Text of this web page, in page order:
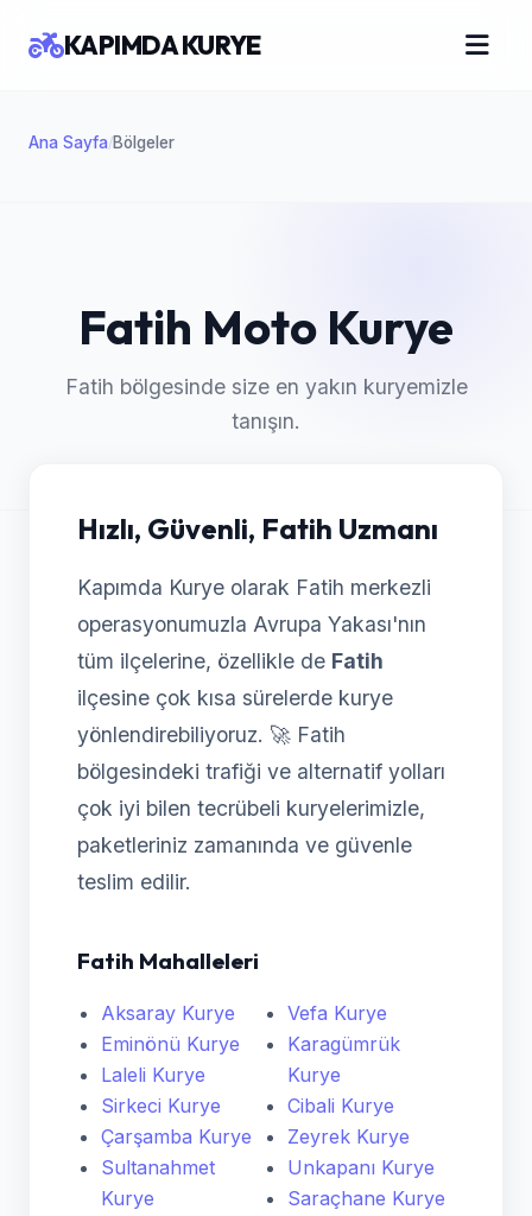
Ana Sayfa/Bölgeler
KAPIMDA KURYE
Fatih Moto Kurye
Fatih bölgesinde size en yakın kuryemizle
tanışın.
Hızlı, Güvenli, Fatih Uzmanı
Kapımda Kurye olarak Fatih merkezli
operasyonumuzla Avrupa Yakası'nın
tüm ilçelerine, özellikle de Fatih
ilçesine çok kısa sürelerde kurye
yönlendirebiliyoruz. 🚀 Fatih
bölgesindeki trafiği ve alternatif yolları
çok iyi bilen tecrübeli kuryelerimizle,
paketleriniz zamanında ve güvenle
teslim edilir.
Fatih Mahalleleri
Aksaray Kurye
Eminönü Kurye
Laleli Kurye
Sirkeci Kurye
Çarşamba Kurye
Sultanahmet
Kurye
Vefa Kurye
Karagümrük
Kurye
Cibali Kurye
Zeyrek Kurye
Unkapanı Kurye
Saraçhane Kurye